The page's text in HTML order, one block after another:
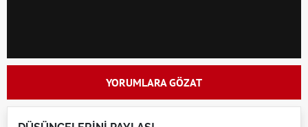
YORUMLARA GÖZAT